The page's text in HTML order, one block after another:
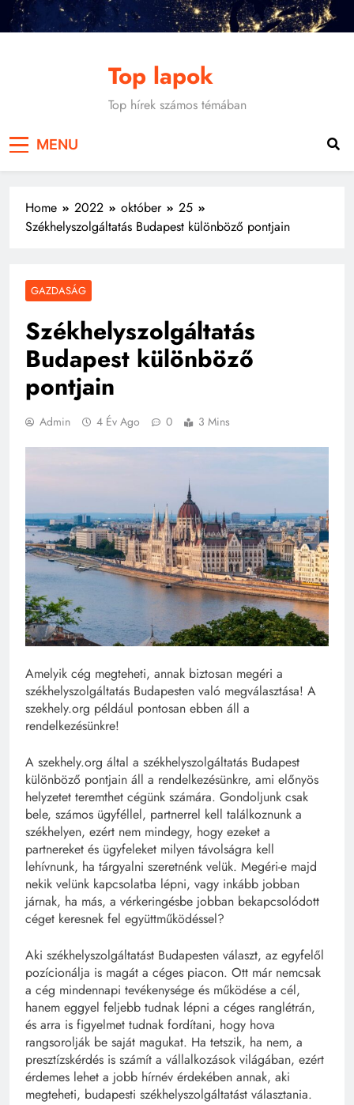
Skip
Top lapok
Top hírek számos témában
MENU
Home 2022 október
25
Székhelyszolgáltatás Budapest különböző pontjain
GAZDASÁG
Székhelyszolgáltatás
Budapest különböző
pontjain
Admin 4 Év Ago 0 3 Mins
Amelyik cég megteheti, annak biztosan megéri a
székhelyszolgáltatás Budapesten való megválasztása! A
szekhely.org például pontosan ebben áll a
rendelkezésünkre!
A szekhely.org által a székhelyszolgáltatás Budapest
különböző pontjain áll a rendelkezésünkre, ami előnyös
helyzetet teremthet cégünk számára. Gondoljunk csak
bele, számos ügyféllel, partnerrel kell találkoznunk a
székhelyen, ezért nem mindegy, hogy ezeket a
partnereket és ügyfeleket milyen távolságra kell
lehívnunk, ha tárgyalni szeretnénk velük. Megéri-e majd
nekik velünk kapcsolatba lépni, vagy inkább jobban
járnak, ha más, a vérkeringésbe jobban bekapcsolódott
céget keresnek fel együttműködéssel?
Aki székhelyszolgáltatást Budapesten választ, az egyfelől
pozícionálja is magát a céges piacon. Ott már nemcsak
a cég mindennapi tevékenysége és működése a cél,
hanem eggyel feljebb tudnak lépni a céges ranglétrán,
és arra is figyelmet tudnak fordítani, hogy hova
rangsorolják be saját magukat. Ha tetszik, ha nem, a
presztízskérdés is számít a vállalkozások világában, ezért
érdemes lehet a jobb hírnév érdekében annak, aki
megteheti, budapesti székhelyszolgáltatást választania.